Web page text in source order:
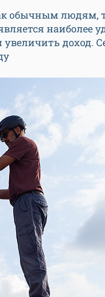
обычным людям,
наиболее
увеличить доход.